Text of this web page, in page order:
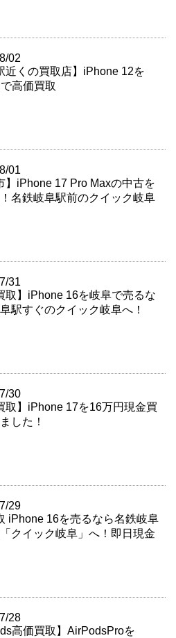
02
近くの買取店】iPhone 12を
高価買取
01
】iPhone 17 Pro Maxの中古を
名鉄岐阜駅前のクイック岐阜
31
取】iPhone 16を岐阜で売るな
駅すぐのクイック岐阜へ！
30
取】iPhone 17を16万円現金買
した！
29
iPhone 16を売るなら名鉄岐阜
クイック岐阜」へ！即日現金
28
高価買取】AirPodsProを